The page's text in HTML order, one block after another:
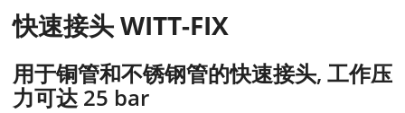
快速接头 WITT-FIX
用于铜管和不锈钢管的快速接头, 工作压
力可达 25 bar